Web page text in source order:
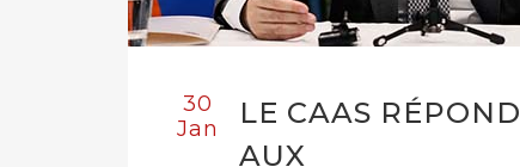
30
Jan
LE CAAS RÉPOND
AUX